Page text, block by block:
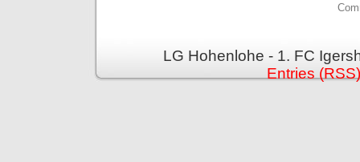
LG Hohenlohe - 1. FC
Entries (RSS)